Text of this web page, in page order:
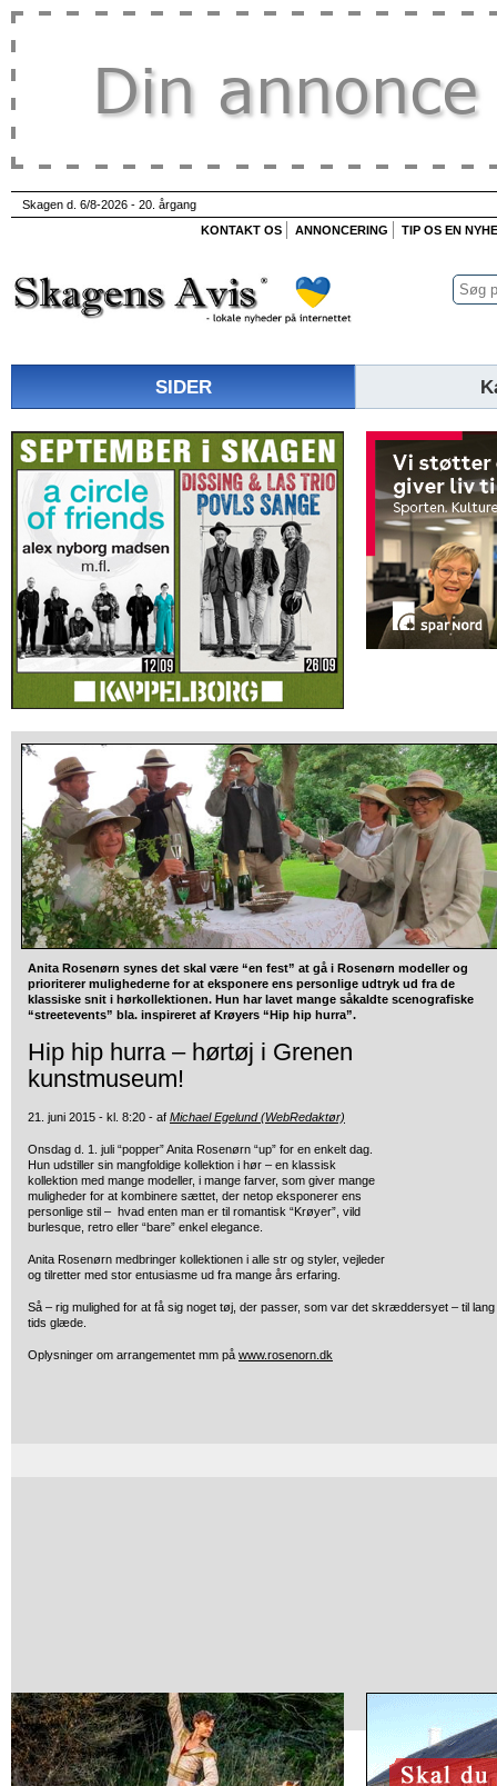
Skagen d. 6/8-2026 - 20. årgang
KONTAKT OS
ANNONCERING TIP OS EN
SIDER
Anita Rosenørn synes det skal være “en fest” at gå i Rosenørn modeller og
prioriterer mulighederne for at eksponere ens personlige udtryk ud fra de
klassiske snit i hørkollektionen. Hun har lavet mange såkaldte scenografiske
“streetevents” bla. inspireret af Krøyers “Hip hip hurra”.
Hip hip hurra – hørtøj i Grenen
kunstmuseum!
21. juni 2015 - kl. 8:20 - af Michael Egelund (WebRedaktør)
Onsdag d. 1. juli “popper” Anita Rosenørn “up” for en enkelt dag.
Hun udstiller sin mangfoldige kollektion i hør – en klassisk
kollektion med mange modeller, i mange farver, som giver mange
muligheder for at kombinere sættet, der netop eksponerer ens
personlige stil – hvad enten man er til romantisk “Krøyer”, vild
burlesque, retro eller “bare” enkel elegance.
Anita Rosenørn medbringer kollektionen i alle str og styler, vejleder
og tilretter med stor entusiasme ud fra mange års erfaring.
Så – rig mulighed for at få sig noget tøj, der passer, som var det skræddersyet – til lang
tids glæde.
Oplysninger om arrangementet mm på www.rosenorn.dk